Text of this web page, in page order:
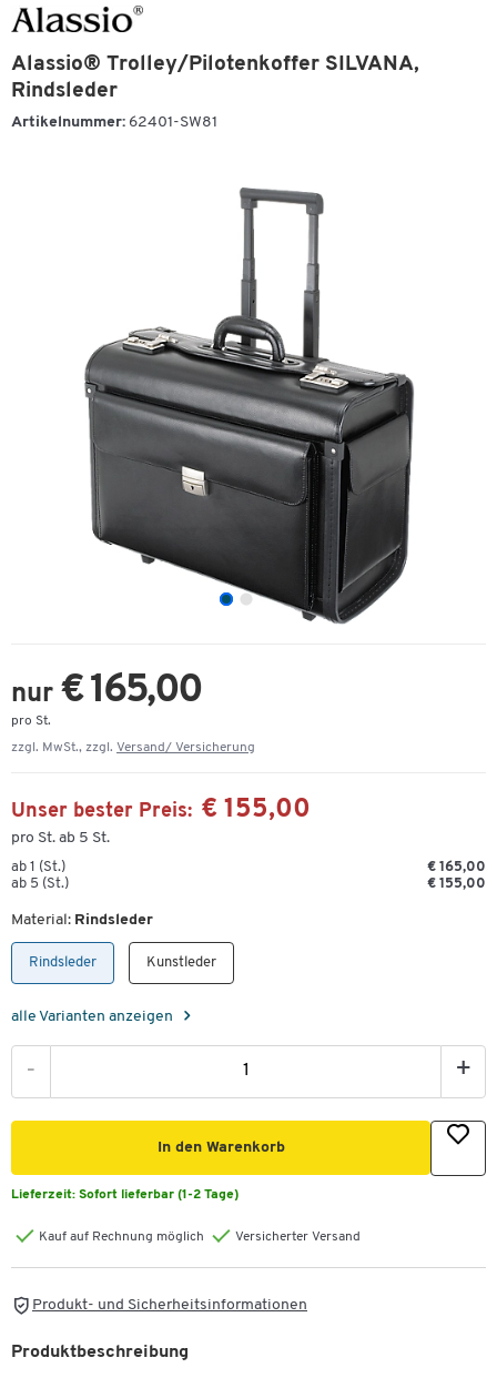
Alassio® Trolley/Pilotenkoffer SILVANA,
Rindsleder
Artikelnummer: 62401-SW81
nur € 165,00
pro St.
zzgl. MwSt., zzgl. Versand/ Versicherung
Unser bester Preis: € 155,00
pro St. ab 5 St.
ab 1 (St.)
€ 165,00
ab 5 (St.)
€ 155,00
Material: Rindsleder
Rindsleder Kunstleder
alle Varianten anzeigen
- +
In den Warenkorb
Lieferzeit: Sofort lieferbar (1-2 Tage)
Kauf auf Rechnung möglich Versicherter Versand
Produkt- und Sicherheitsinformationen
Produktbeschreibung